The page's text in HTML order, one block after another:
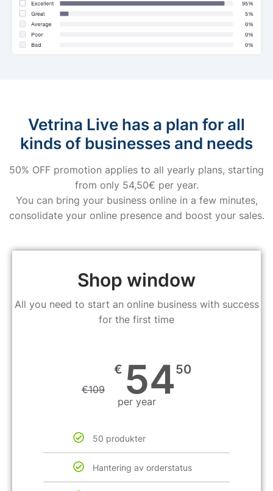
Vetrina Live has a plan for all
kinds of businesses and needs
50% OFF promotion applies to all yearly plans, starting
from only 54,50€ per year.
You can bring your business online in a few minutes,
consolidate your online presence and boost your sales.
Shop window
All you need to start an online business with success
for the first time
€109
€ 5450
per year
50 produkter
Hantering av orderstatus